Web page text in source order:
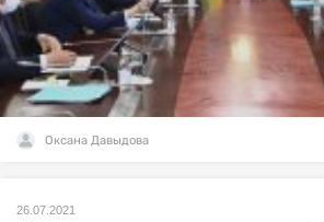
Оксана Давыдова
26.07.2021